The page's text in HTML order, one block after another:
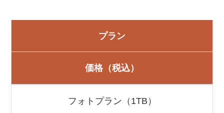
プラン
価格（税込）
フォトプラン（1TB）